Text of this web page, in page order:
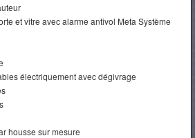
et vitre avec alarme antivol Meta Système
électriquement avec dégivrage
housse sur mesure